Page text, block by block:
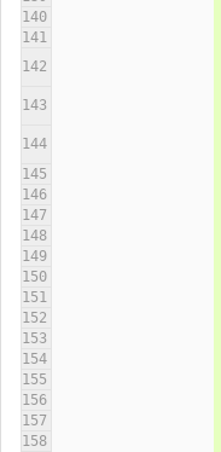
140
141
142
143
144
145
146
147
148
149
150
151
152
153
154
155
156
157
158